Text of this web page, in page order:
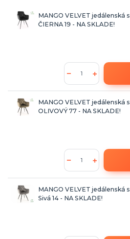
MANGO VELVET jedálenská
ČIERNA 19 - NA SKLADE!
MANGO VELVET jedálenská
OLIVOVÝ 77 - NA SKLADE!
MANGO VELVET jedálenská
Sivá 14 - NA SKLADE!